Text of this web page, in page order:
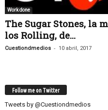
Work done
The Sugar Stones, la
los Rolling, de...
Cuestiondmedios - 10 abril, 2017
Follow me on Twitter
Tweets by @Cuestiondmedios